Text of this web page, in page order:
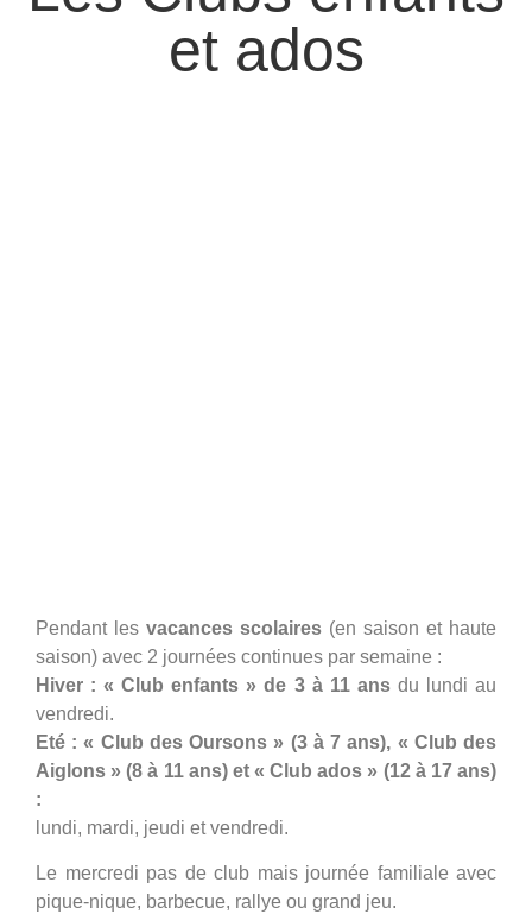
et ados
Pendant les vacances scolaires (en saison et haute
saison) avec 2 journées continues par semaine :
Hiver : « Club enfants » de 3 à 11 ansdu lundi au
vendredi.
Eté : « Club des Oursons » (3 à 7 ans), « Club des
Aiglons » (8 à 11 ans) et « Club ados » (12 à 17 ans)
:
lundi, mardi, jeudi et vendredi.
Le mercredi pas de club mais journée familiale avec
pique-nique, barbecue, rallye ou grand jeu.